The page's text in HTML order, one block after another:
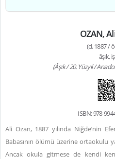
OZAN,
(d. 1887 /
âşık,
(Âşık / 20. Yüzyıl /
ISBN: 978-
Ali Ozan, 1887 yılında Niğde’nin
Babasının ölümü üzerine ortaokulu
Ancak okula gitmese de kendi